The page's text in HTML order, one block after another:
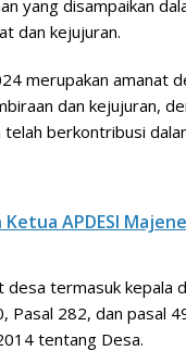
yang disampaikan
dan kejujuran.
merupakan amanat
dan kejujuran,
berkontribusi
APDESI
termasuk kepala
Pasal 282, dan pasal
tentang Desa.